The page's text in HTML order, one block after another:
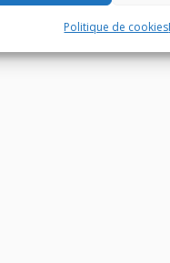
Politique de cookies
pois chiches, quinoa,